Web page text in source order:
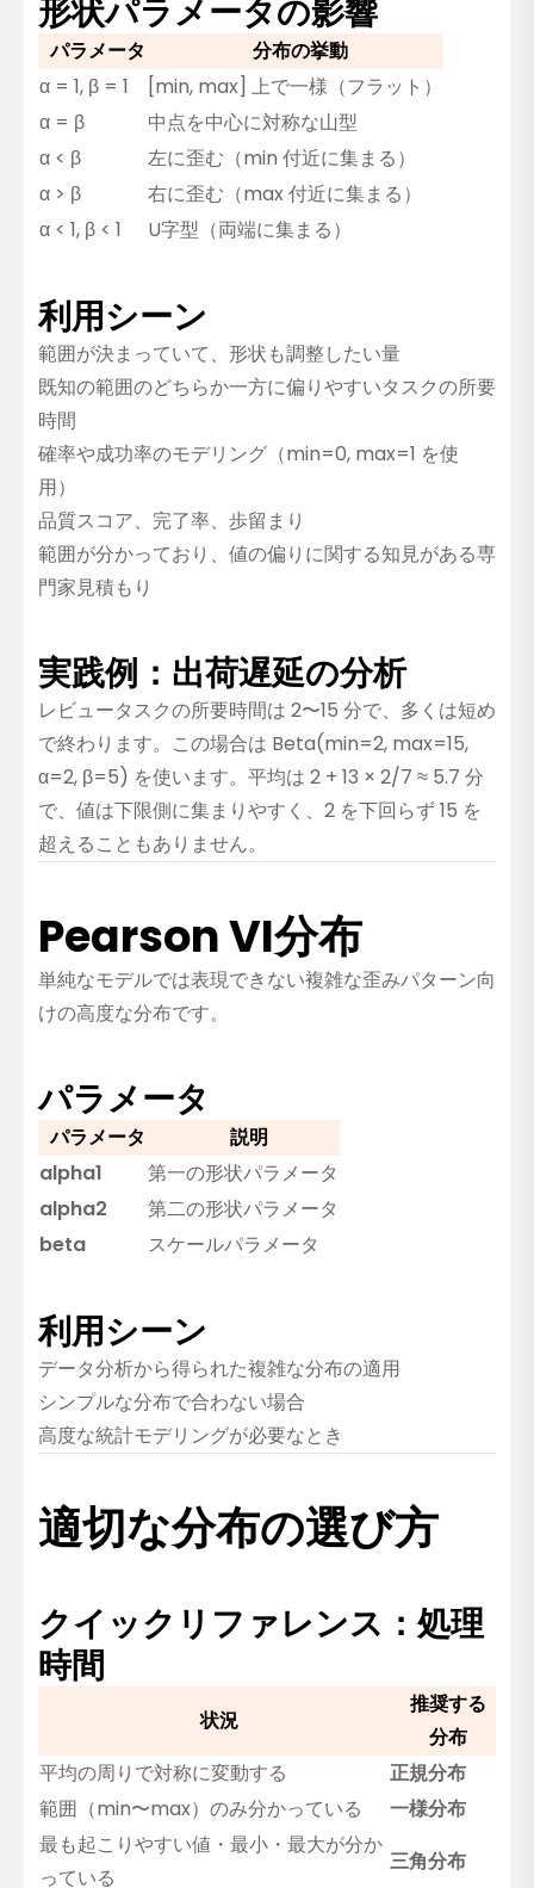
形状パラメータの影響
パラメータ
分布の挙動
α = 1, β = 1
[min, max] 上で一様（フラット）
α = β
中点を中心に対称な山型
α < β
左に歪む（min 付近に集まる）
α > β
右に歪む（max 付近に集まる）
α < 1, β < 1
U字型（両端に集まる）
利用シーン
範囲が決まっていて、形状も調整したい量
既知の範囲のどちらか一方に偏りやすいタスクの所要
時間
確率や成功率のモデリング（min=0, max=1 を使
用）
品質スコア、完了率、歩留まり
範囲が分かっており、値の偏りに関する知見がある専
門家見積もり
実践例：出荷遅延の分析
レビュータスクの所要時間は 2〜15 分で、多くは短め
で終わります。この場合は Beta(min=2, max=15,
α=2, β=5) を使います。平均は 2 + 13 × 2/7 ≈ 5.7 分
で、値は下限側に集まりやすく、2 を下回らず 15 を
超えることもありません。
Pearson VI分布
単純なモデルでは表現できない複雑な歪みパターン向
けの高度な分布です。
パラメータ
パラメータ
説明
alpha1
第一の形状パラメータ
alpha2
第二の形状パラメータ
beta
スケールパラメータ
利用シーン
データ分析から得られた複雑な分布の適用
シンプルな分布で合わない場合
高度な統計モデリングが必要なとき
適切な分布の選び方
クイックリファレンス：処理
時間
状況
推奨する
分布
平均の周りで対称に変動する
正規分布
範囲（min〜max）のみ分かっている
一様分布
最も起こりやすい値・最小・最大が分か
っている
三角分布